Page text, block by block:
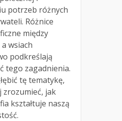
potrzeb różnych
Różnice
między
wsiach
podkreślają
tego zagadnienia.
tę tematykę,
zrozumieć, jak
kształtuje naszą